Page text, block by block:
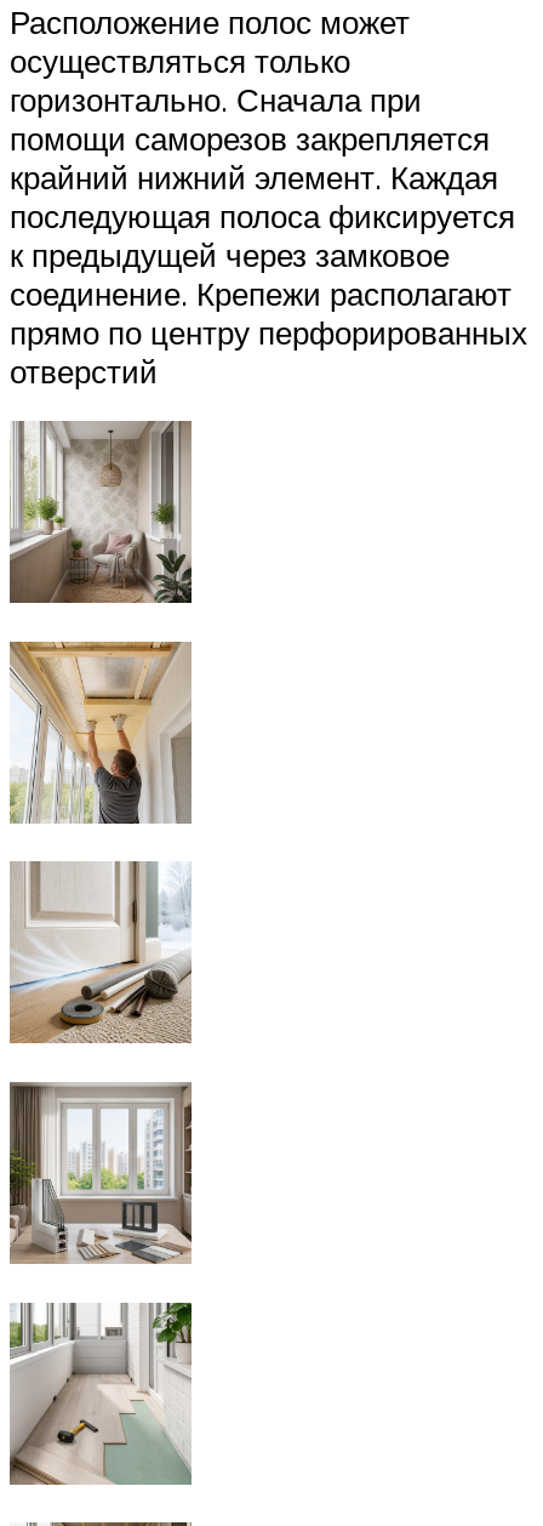
Расположение полос может
осуществляться только
горизонтально. Сначала при
помощи саморезов закрепляется
крайний нижний элемент. Каждая
последующая полоса фиксируется
к предыдущей через замковое
соединение. Крепежи располагают
прямо по центру перфорированных
отверстий